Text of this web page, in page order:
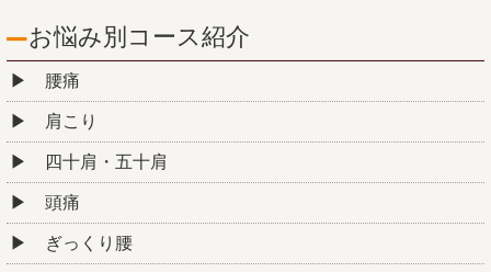
お悩み別コース紹介
腰痛
肩こり
四十肩・五十肩
頭痛
ぎっくり腰